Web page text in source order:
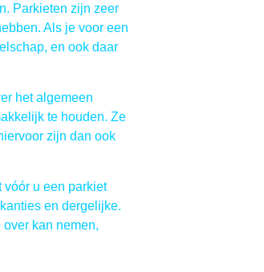
Parkieten zijn zeer
Als je voor een
en ook daar
het algemeen
te houden. Ze
zijn dan ook
vóór u een parkiet
en dergelijke.
kan nemen,